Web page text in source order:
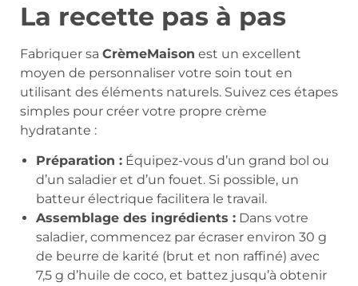
La recette pas à pas
Fabriquer sa CrèmeMaison est un excellent
moyen de personnaliser votre soin tout en
utilisant des éléments naturels. Suivez ces étapes
simples pour créer votre propre crème
hydratante :
Préparation : Équipez-vous d’un grand bol ou
d’un saladier et d’un fouet. Si possible, un
batteur électrique facilitera le travail.
Assemblage des ingrédients : Dans votre
saladier, commencez par écraser environ 30 g
de beurre de karité (brut et non raffiné) avec
7,5 g d’huile de coco, et battez jusqu’à obtenir